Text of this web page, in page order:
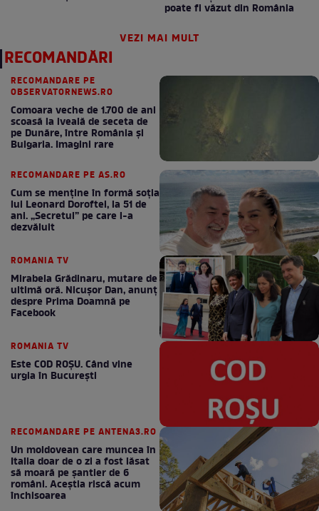
poate fi văzut din România
VEZI MAI MULT
RECOMANDĂRI
RECOMANDARE PE
OBSERVATORNEWS.RO
Comoara veche de 1.700 de ani
scoasă la iveală de seceta de
pe Dunăre, între România şi
Bulgaria. Imagini rare
RECOMANDARE PE AS.RO
Cum se menţine în formă soţia
lui Leonard Doroftei, la 51 de
ani. „Secretul” pe care l-a
dezvăluit
ROMANIA TV
Mirabela Grădinaru, mutare de
ultimă oră. Nicuşor Dan, anunţ
despre Prima Doamnă pe
Facebook
ROMANIA TV
Este COD ROŞU. Când vine
urgia în Bucureşti
RECOMANDARE PE ANTENA3.RO
Un moldovean care muncea în
Italia doar de o zi a fost lăsat
să moară pe şantier de 6
români. Aceștia riscă acum
închisoarea